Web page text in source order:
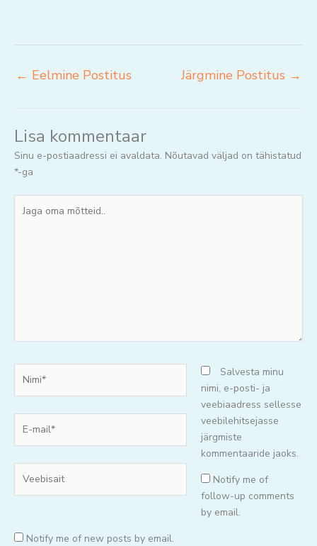
← Eelmine Postitus Järgmine Postitus →
Lisa kommentaar
Sinu e-postiaadressi ei avaldata. Nõutavad väljad on tähistatud
*-ga
oma
mail*
Salvesta minu
nimi, e-posti- ja
veebiaadress sellesse
veebilehitsejasse
järgmiste
kommentaaride jaoks.
Notify me of
follow-up comments
by email.
Notify me of new posts by email.